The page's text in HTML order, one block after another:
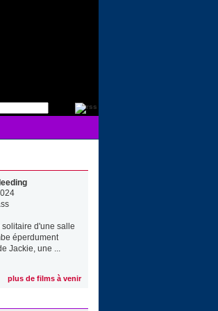
solitaire d'une salle
éperdument
Jackie, une ...
plus de films à venir